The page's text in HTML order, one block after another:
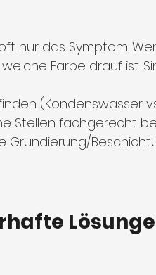
nur das Symptom.
Farbe drauf ist.
(Kondenswasser
Stellen fachgerecht
Grundierung/